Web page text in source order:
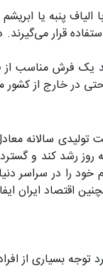
پنبه یا
قرار
یک فرش مناسب
در خارج از
امر سبب گردید خط تولید آن روز
را در سراسر
و همچنین اقتصاد
بسیاری از افراد